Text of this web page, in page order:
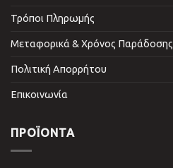
Τρόποι Πληρωμής
Μεταφορικά & Χρόνος Παράδοσης
Πολιτική Απορρήτου
Επικοινωνία
ΠΡΟΪΌΝΤΑ